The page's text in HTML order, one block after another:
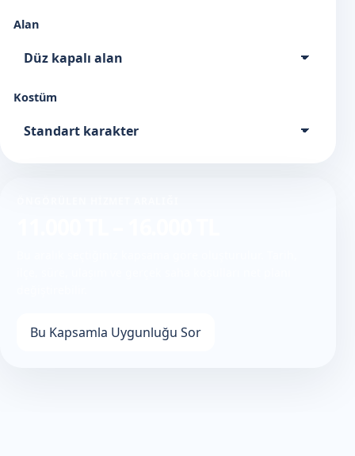
Alan
Kostüm
Bu Kapsamla Uygunluğu Sor